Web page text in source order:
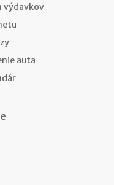
výdavkov
auta